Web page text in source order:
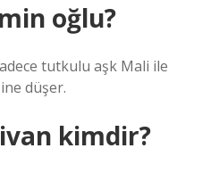
oğlu?
tutkulu aşk Mali ile
düşer.
kimdir?